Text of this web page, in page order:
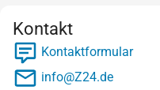
Kontakt
Kontaktformular
info@Z24.de